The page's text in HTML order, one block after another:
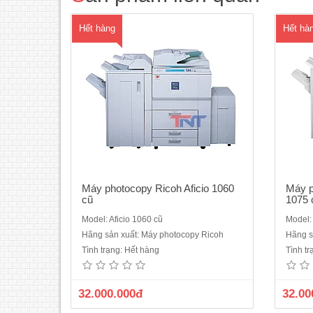
Hết hàng
thuật số, Lase..
Máy photocopy Ricoh Aficio 1060
cũ
Model: Aficio 1060 cũ
Hãng sản xuất: Máy photocopy Ricoh
Tình trạng: Hết hàng
32.000.000đ
Hết
Máy
1075
Hãng
Tình
Photocopy Ricoh Aficio MP 7000 sản xuất
năm2011 có tốc độ rất cao, 70 bản/ phút
dòng máy công nghiệp, có công suất lớn,
chuyên dùng cho các dịch vụ photocopy
lớn.Tích hợp thêm chức năng In mạng,
Máy
màu